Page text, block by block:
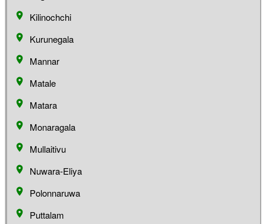
Kilinochchi
Kurunegala
Mannar
Matale
Matara
Monaragala
Mullaitivu
Nuwara-Eliya
Polonnaruwa
Puttalam